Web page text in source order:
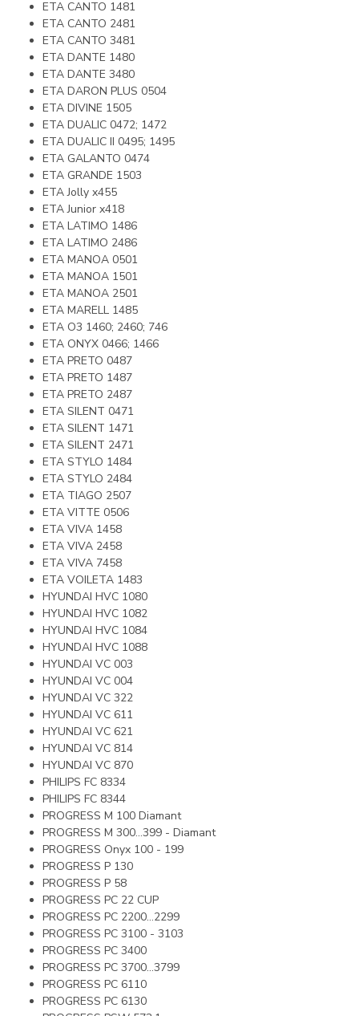
ETA CANTO 1481
ETA CANTO 2481
ETA CANTO 3481
ETA DANTE 1480
ETA DANTE 3480
ETA DARON PLUS 0504
ETA DIVINE 1505
ETA DUALIC 0472; 1472
ETA DUALIC II 0495; 1495
ETA GALANTO 0474
ETA GRANDE 1503
ETA Jolly x455
ETA Junior x418
ETA LATIMO 1486
ETA LATIMO 2486
ETA MANOA 0501
ETA MANOA 1501
ETA MANOA 2501
ETA MARELL 1485
ETA O3 1460; 2460; 746
ETA ONYX 0466; 1466
ETA PRETO 0487
ETA PRETO 1487
ETA PRETO 2487
ETA SILENT 0471
ETA SILENT 1471
ETA SILENT 2471
ETA STYLO 1484
ETA STYLO 2484
ETA TIAGO 2507
ETA VITTE 0506
ETA VIVA 1458
ETA VIVA 2458
ETA VIVA 7458
ETA VOILETA 1483
HYUNDAI HVC 1080
HYUNDAI HVC 1082
HYUNDAI HVC 1084
HYUNDAI HVC 1088
HYUNDAI VC 003
HYUNDAI VC 004
HYUNDAI VC 322
HYUNDAI VC 611
HYUNDAI VC 621
HYUNDAI VC 814
HYUNDAI VC 870
PHILIPS FC 8334
PHILIPS FC 8344
PROGRESS M 100 Diamant
PROGRESS M 300...399 - Diamant
PROGRESS Onyx 100 - 199
PROGRESS P 130
PROGRESS P 58
PROGRESS PC 22 CUP
PROGRESS PC 2200…2299
PROGRESS PC 3100 - 3103
PROGRESS PC 3400
PROGRESS PC 3700...3799
PROGRESS PC 6110
PROGRESS PC 6130